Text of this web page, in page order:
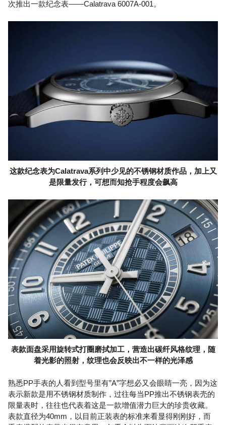
次推出一款纪念表——Calatrava 6007A-001。
这款纪念表为Calatrava系列中少见的不锈钢材质作品，加上又
是限量发行，可想而知抢手程度会飙高
表款面盘采用旋转式打圈磨拭加工，营造出碳纤风格纹理，随
着光影的照射，纹理也会反映出不一样的光泽感
熟悉PP手表的人看到型号里有”A”字想必又会眼睛一亮，因为这
表示新款是用不锈钢材质制作，过往每当PP推出不锈钢表壳的
限量表时，往往也代表着这是一款增值潜力巨大的珍贵收藏。
表款直径为40mm，以目前正装表的标准来看显得刚刚好，而